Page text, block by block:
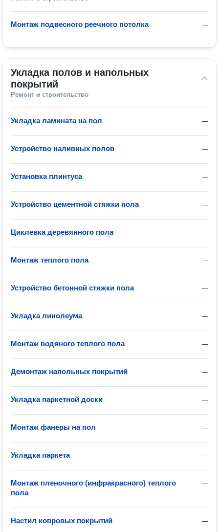
—
Монтаж подвесного реечного потолка
Укладка полов и напольных
покрытий
Ремонт и строительство
—
Укладка ламината на пол
—
Устройство наливных полов
—
Установка плинтуса
—
Устройство цементной стяжки пола
—
Циклевка деревянного пола
—
Монтаж теплого пола
—
Устройство бетонной стяжки пола
—
Укладка линолеума
—
Монтаж водяного теплого пола
—
Демонтаж напольных покрытий
—
Укладка паркетной доски
—
Монтаж фанеры на пол
—
Укладка паркета
—
Монтаж пленочного (инфракрасного) теплого
пола
—
Настил ковровых покрытий